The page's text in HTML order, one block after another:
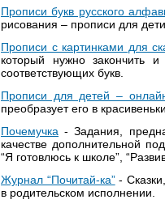
Прописи букв русского
рисования – прописи для
Прописи с картинками для
который нужно закончить
соответствующих букв.
Прописи для детей –
преобразует его в
Почемучка - Задания,
качестве дополнительной
“Я готовлюсь к школе”,
Журнал “Почитай-ка”-
в родительском исполнении.